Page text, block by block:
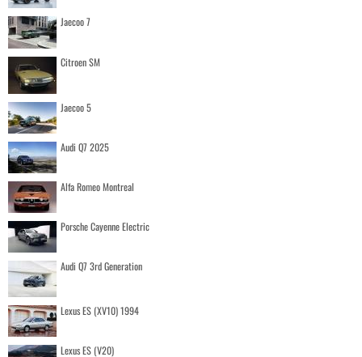
Jaecoo 7
Citroen SM
Jaecoo 5
Audi Q7 2025
Alfa Romeo Montreal
Porsche Cayenne Electric
Audi Q7 3rd Generation
Lexus ES (XV10) 1994
Lexus ES (V20)